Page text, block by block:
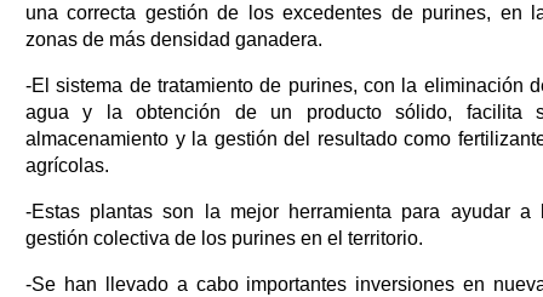
una correcta gestión de los excedentes de purines, en
zonas de más densidad ganadera.
-El sistema de tratamiento de purines, con la eliminación
agua y la obtención de un producto sólido, facilita
almacenamiento y la gestión del resultado como
agrícolas.
-Estas plantas son la mejor herramienta para ayudar a
gestión colectiva de los purines en el territorio.
-Se han llevado a cabo importantes inversiones en